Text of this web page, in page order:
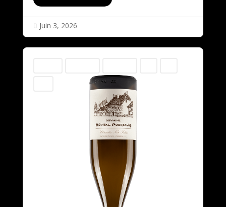
 Juin 3, 2026